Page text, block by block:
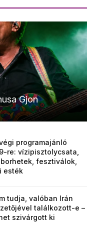
Gjon
programajánló
re: vízipisztolycsata,
fesztiválok,
esték
tudja, valóban Irán
találkozott-e –
szivárgott ki